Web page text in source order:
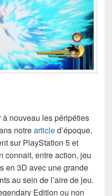
nouveau les péripéties
notrearticled’époque.
sur PlayStation 5 et
connait, entre action, jeu
en 3D avec une grande
au sein de l’aire de jeu.
Edition ou non